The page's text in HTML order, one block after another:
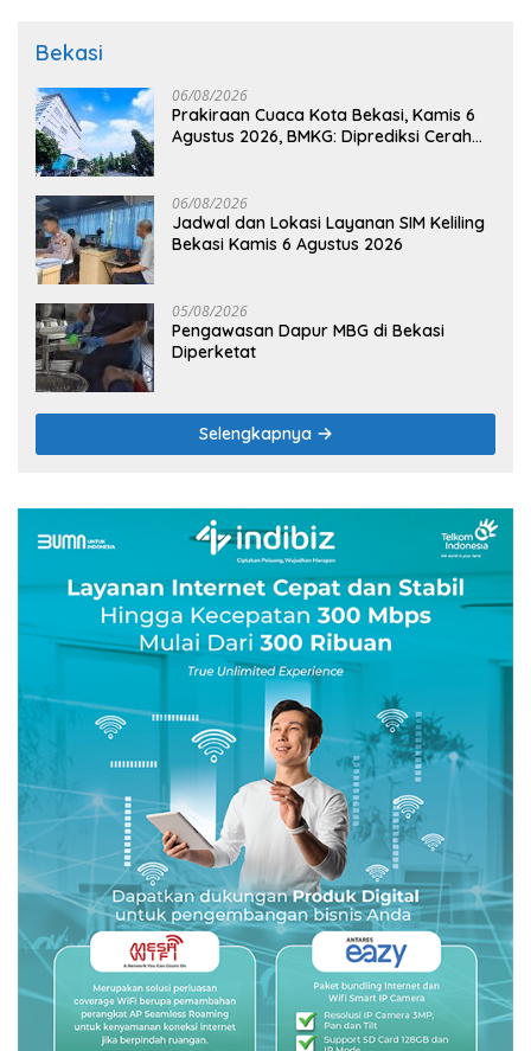
Bekasi
06/08/2026
Prakiraan Cuaca Kota Bekasi, Kamis 6
Agustus 2026, BMKG: Diprediksi Cerah
06/08/2026
Jadwal dan Lokasi Layanan SIM Keliling
Bekasi Kamis 6 Agustus 2026
05/08/2026
Pengawasan Dapur MBG di Bekasi
Diperketat
Selengkapnya